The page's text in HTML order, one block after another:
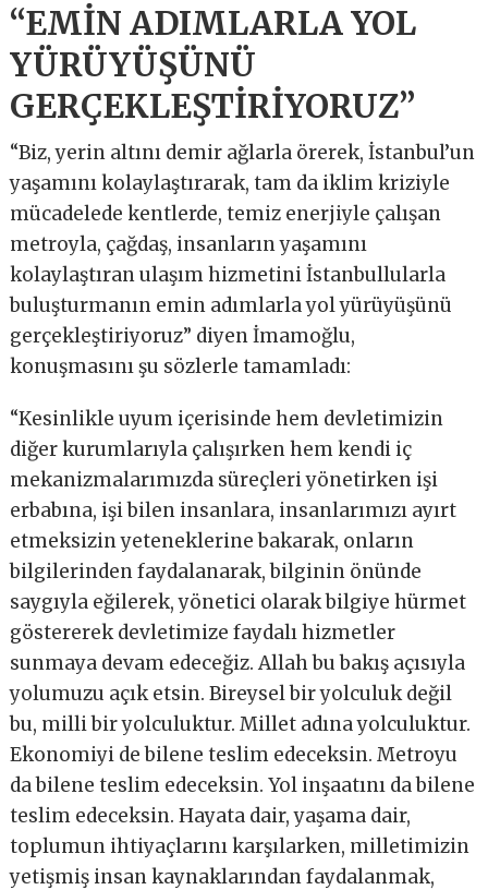
“EMİN ADIMLARLA YOL
YÜRÜYÜŞÜNÜ
GERÇEKLEŞTİRİYORUZ”
“Biz, yerin altını demir ağlarla örerek, İstanbul’un
yaşamını kolaylaştırarak, tam da iklim kriziyle
mücadelede kentlerde, temiz enerjiyle çalışan
metroyla, çağdaş, insanların yaşamını
kolaylaştıran ulaşım hizmetini İstanbullularla
buluşturmanın emin adımlarla yol yürüyüşünü
gerçekleştiriyoruz” diyen İmamoğlu,
konuşmasını şu sözlerle tamamladı:
“Kesinlikle uyum içerisinde hem devletimizin
diğer kurumlarıyla çalışırken hem kendi iç
mekanizmalarımızda süreçleri yönetirken işi
erbabına, işi bilen insanlara, insanlarımızı ayırt
etmeksizin yeteneklerine bakarak, onların
bilgilerinden faydalanarak, bilginin önünde
saygıyla eğilerek, yönetici olarak bilgiye hürmet
göstererek devletimize faydalı hizmetler
sunmaya devam edeceğiz. Allah bu bakış açısıyla
yolumuzu açık etsin. Bireysel bir yolculuk değil
bu, milli bir yolculuktur. Millet adına yolculuktur.
Ekonomiyi de bilene teslim edeceksin. Metroyu
da bilene teslim edeceksin. Yol inşaatını da bilene
teslim edeceksin. Hayata dair, yaşama dair,
toplumun ihtiyaçlarını karşılarken, milletimizin
yetişmiş insan kaynaklarından faydalanmak,